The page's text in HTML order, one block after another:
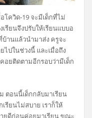
โควิด-19 จะมีเด็กที่ไม่
รียนจึงปรับให้เรียนแบบอ
านแล้วนำมาส่ง ครูจะ
ปในช่วงนี้ และเมื่อถึง
อยติดตามอีกรอบว่ามีเด็ก
ตอนนี้เด็กกลับมาเรียน
รียนไม่สบาย เราก็ให้
ยดีก่อนค่อยมาเรียน ขณะ